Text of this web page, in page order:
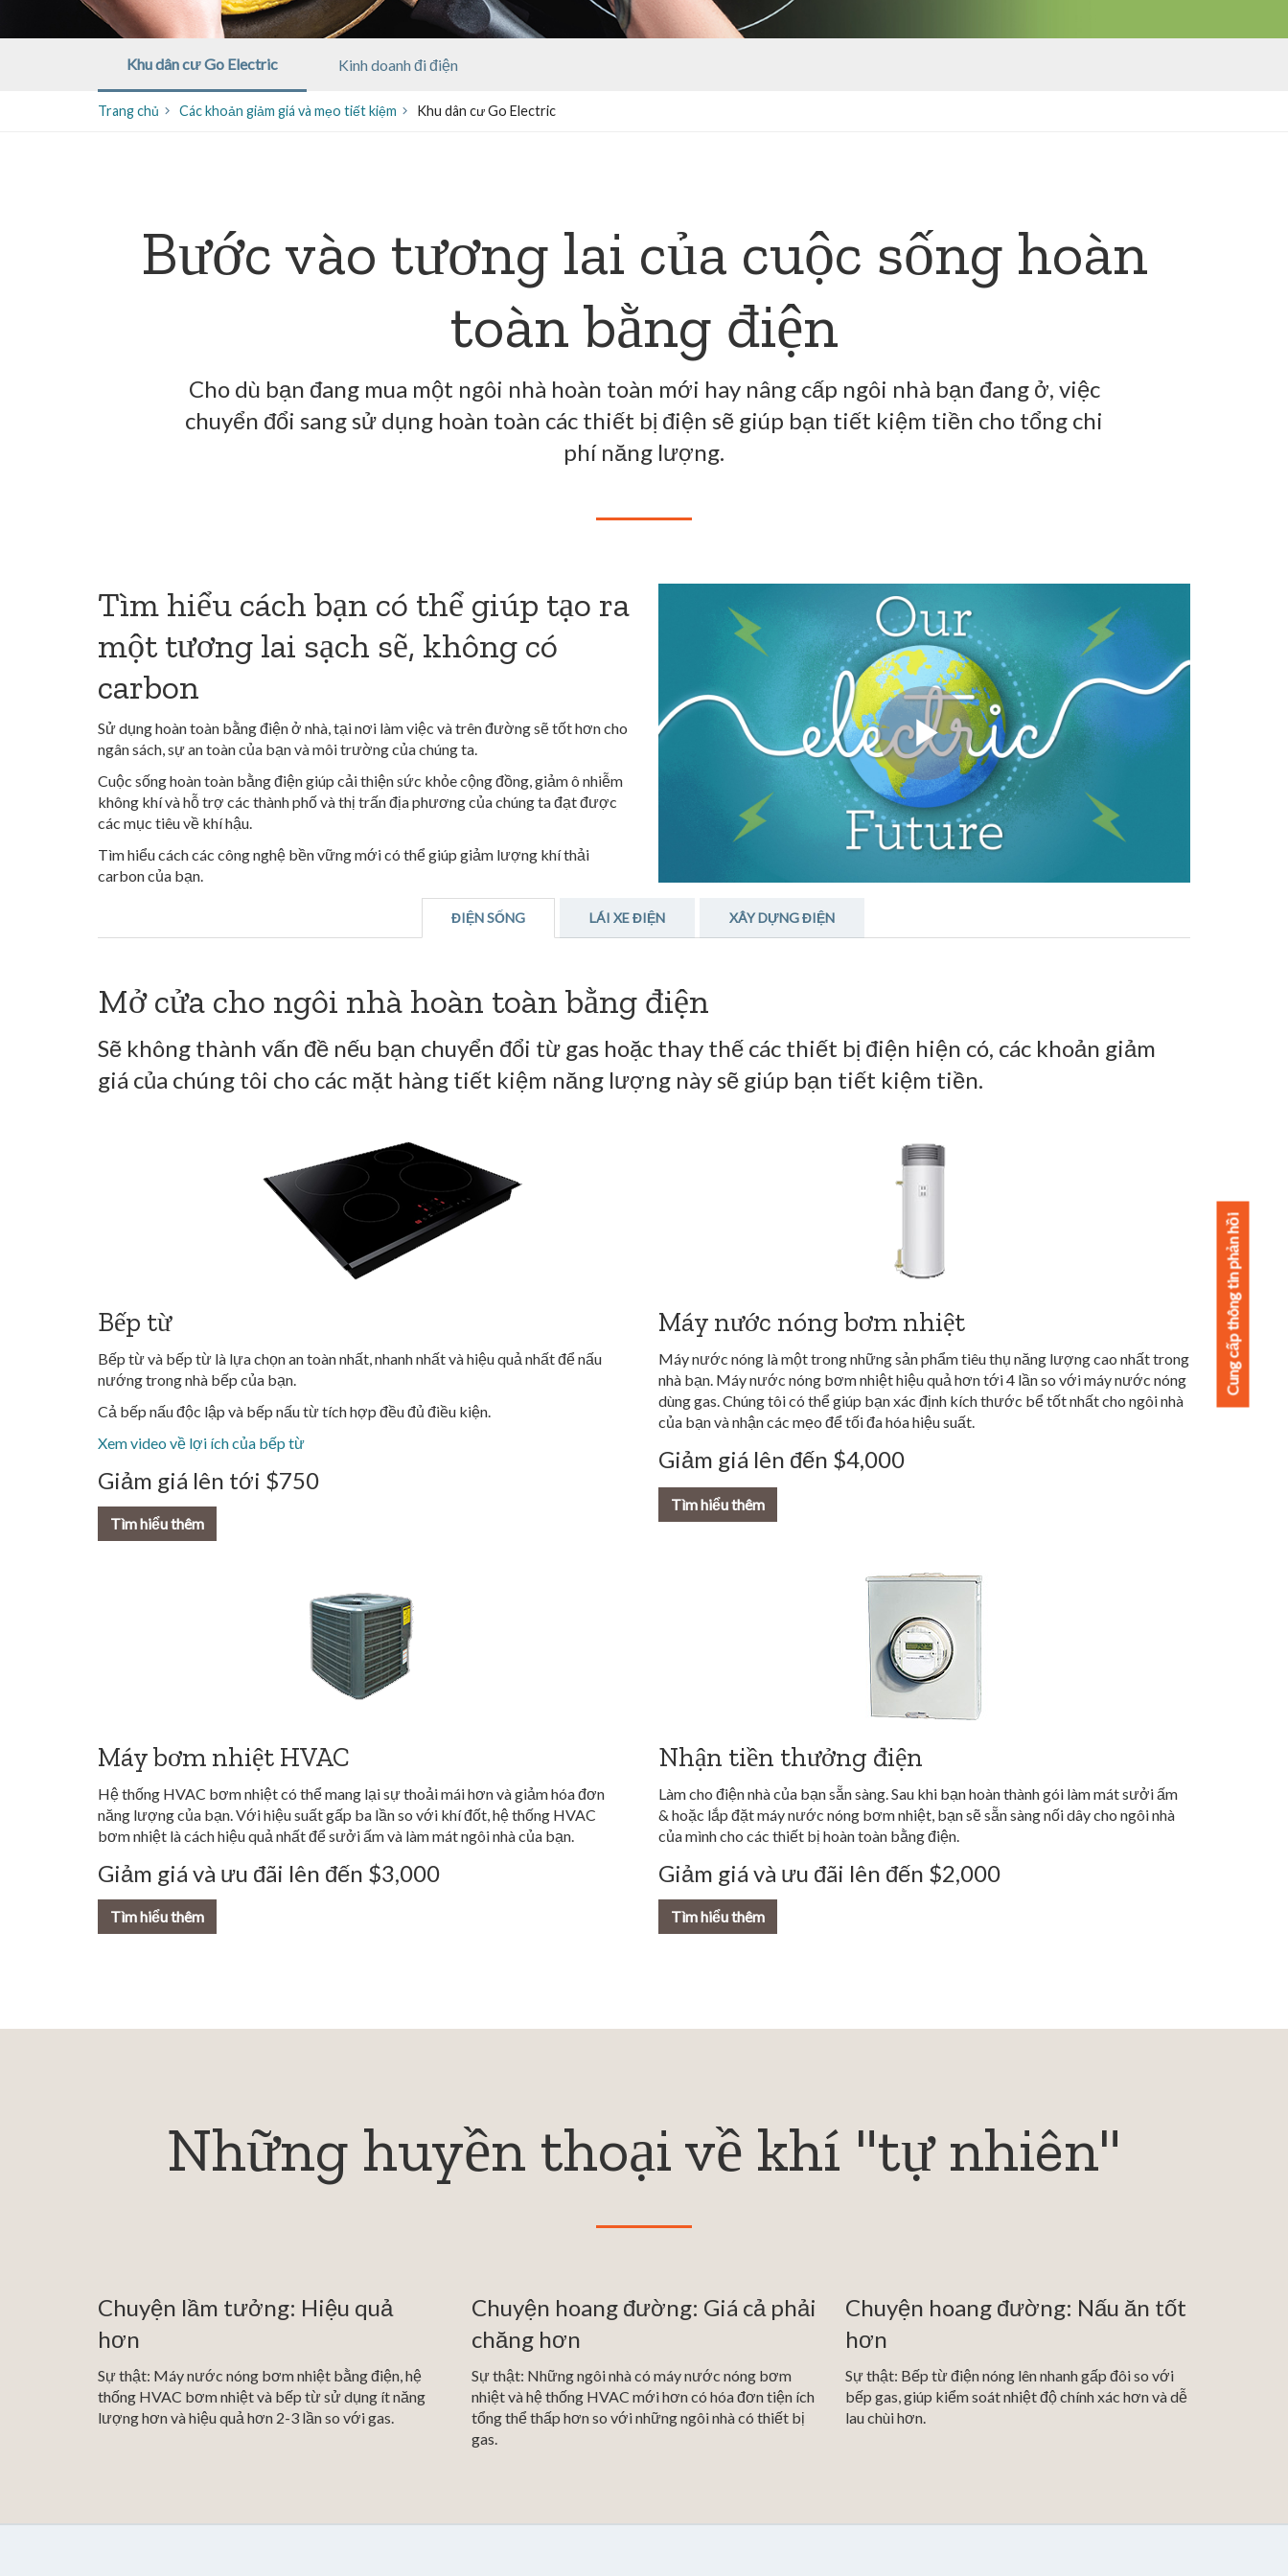
Khu dân cư Go Electric Kinh doanh đi điện
Trang chủ ​​Các khoản giảm giá và mẹo tiết kiệm Khu dân cư Go Electric
Bước vào tương lai của cuộc sống hoàn
toàn bằng điện
Cho dù bạn đang mua một ngôi nhà hoàn toàn mới hay nâng cấp ngôi nhà bạn đang ở, việc
chuyển đổi sang sử dụng hoàn toàn các thiết bị điện sẽ giúp bạn tiết kiệm tiền cho tổng chi
phí năng lượng.
Tìm hiểu cách bạn có thể giúp tạo ra
một tương lai sạch sẽ, không có
carbon
Sử dụng hoàn toàn bằng điện ở nhà, tại nơi làm việc và trên đường sẽ tốt hơn cho
ngân sách, sự an toàn của bạn và môi trường của chúng ta.
Cuộc sống hoàn toàn bằng điện giúp cải thiện sức khỏe cộng đồng, giảm ô nhiễm
không khí và hỗ trợ các thành phố và thị trấn địa phương của chúng ta đạt được
các mục tiêu về khí hậu.
Tìm hiểu cách các công nghệ bền vững mới có thể giúp giảm lượng khí thải
carbon của bạn.
ĐIỆN SỐNG LÁI XE ĐIỆN XÂY DỰNG ĐIỆN
Mở cửa cho ngôi nhà hoàn toàn bằng điện
Sẽ không thành vấn đề nếu bạn chuyển đổi từ gas hoặc thay thế các thiết bị điện hiện có, các khoản giảm
giá của chúng tôi cho các mặt hàng tiết kiệm năng lượng này sẽ giúp bạn tiết kiệm tiền.
Bếp từ
Bếp từ và bếp từ là lựa chọn an toàn nhất, nhanh nhất và hiệu quả nhất để nấu
nướng trong nhà bếp của bạn.
Cả bếp nấu độc lập và bếp nấu từ tích hợp đều đủ điều kiện.
Xem video về lợi ích của bếp từ
Giảm giá lên tới $750
Tìm hiểu thêm
Máy nước nóng bơm nhiệt
Máy nước nóng là một trong những sản phẩm tiêu thụ năng lượng cao nhất trong
nhà bạn. Máy nước nóng bơm nhiệt hiệu quả hơn tới 4 lần so với máy nước nóng
dùng gas. Chúng tôi có thể giúp bạn xác định kích thước bể tốt nhất cho ngôi nhà
của bạn và nhận các mẹo để tối đa hóa hiệu suất.
Giảm giá lên đến $4,000
Tìm hiểu thêm
Máy bơm nhiệt HVAC
Hệ thống HVAC bơm nhiệt có thể mang lại sự thoải mái hơn và giảm hóa đơn
năng lượng của bạn. Với hiệu suất gấp ba lần so với khí đốt, hệ thống HVAC
bơm nhiệt là cách hiệu quả nhất để sưởi ấm và làm mát ngôi nhà của bạn.
Giảm giá và ưu đãi lên đến $3,000
Tìm hiểu thêm
Nhận tiền thưởng điện
Làm cho điện nhà của bạn sẵn sàng. Sau khi bạn hoàn thành gói làm mát sưởi ấm
& hoặc lắp đặt máy nước nóng bơm nhiệt, bạn sẽ sẵn sàng nối dây cho ngôi nhà
của mình cho các thiết bị hoàn toàn bằng điện.
Giảm giá và ưu đãi lên đến $2,000
Tìm hiểu thêm
Những huyền thoại về khí "tự nhiên"
Chuyện lầm tưởng: Hiệu quả
hơn
Sự thật: Máy nước nóng bơm nhiệt bằng điện, hệ
thống HVAC bơm nhiệt và bếp từ sử dụng ít năng
lượng hơn và hiệu quả hơn 2-3 lần so với gas.
Chuyện hoang đường: Giá cả phải
chăng hơn
Sự thật: Những ngôi nhà có máy nước nóng bơm
nhiệt và hệ thống HVAC mới hơn có hóa đơn tiện ích
tổng thể thấp hơn so với những ngôi nhà có thiết bị
gas.
Chuyện hoang đường: Nấu ăn tốt
hơn
Sự thật: Bếp từ điện nóng lên nhanh gấp đôi so với
bếp gas, giúp kiểm soát nhiệt độ chính xác hơn và dễ
lau chùi hơn.
Cung cấp thông tin phản hồi